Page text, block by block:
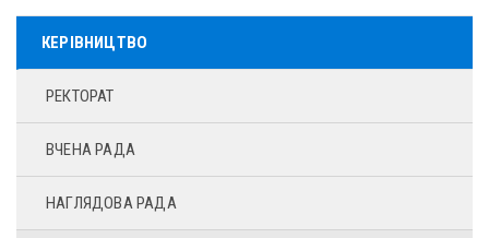
КЕРІВНИЦТВО
РЕКТОРАТ
ВЧЕНА РАДА
НАГЛЯДОВА РАДА